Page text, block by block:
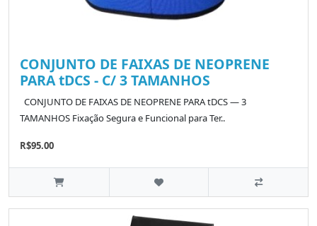
CONJUNTO DE FAIXAS DE NEOPRENE
PARA tDCS - C/ 3 TAMANHOS
CONJUNTO DE FAIXAS DE NEOPRENE PARA tDCS — 3
TAMANHOS Fixação Segura e Funcional para Ter..
R$95.00